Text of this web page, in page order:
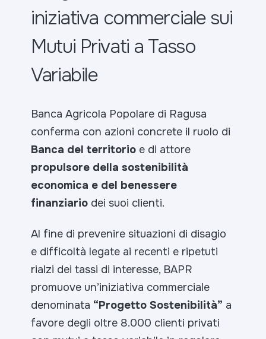
iniziativa commerciale sui
Mutui Privati a Tasso
Variabile
Banca Agricola Popolare di Ragusa
conferma con azioni concrete il ruolo di
Banca del territorio e di attore
propulsore della sostenibilità
economica e del benessere
finanziario dei suoi clienti.
Al fine di prevenire situazioni di disagio
e difficoltà legate ai recenti e ripetuti
rialzi dei tassi di interesse, BAPR
promuove un’iniziativa commerciale
denominata “Progetto Sostenibilità” a
favore degli oltre 8.000 clienti privati